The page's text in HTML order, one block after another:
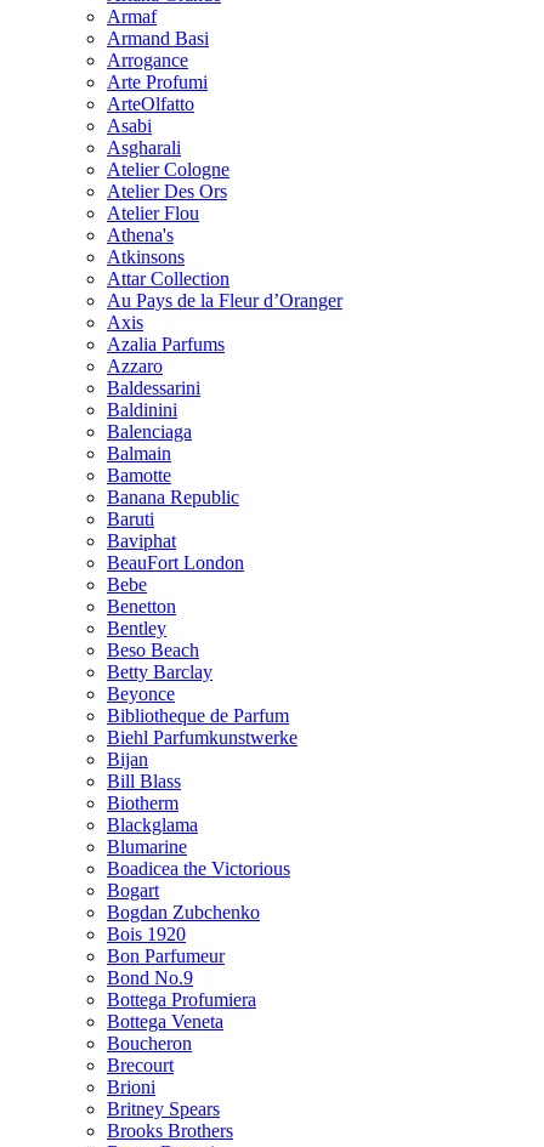
Armaf
Armand Basi
Arrogance
Arte Profumi
ArteOlfatto
Asabi
Asgharali
Atelier Cologne
Atelier Des Ors
Atelier Flou
Athena's
Atkinsons
Attar Collection
Au Pays de la Fleur d’Oranger
Axis
Azalia Parfums
Azzaro
Baldessarini
Baldinini
Balenciaga
Balmain
Bamotte
Banana Republic
Baruti
Baviphat
BeauFort London
Bebe
Benetton
Bentley
Beso Beach
Betty Barclay
Beyonce
Bibliotheque de Parfum
Biehl Parfumkunstwerke
Bijan
Bill Blass
Biotherm
Blackglama
Blumarine
Boadicea the Victorious
Bogart
Bogdan Zubchenko
Bois 1920
Bon Parfumeur
Bond No.9
Bottega Profumiera
Bottega Veneta
Boucheron
Brecourt
Brioni
Britney Spears
Brooks Brothers